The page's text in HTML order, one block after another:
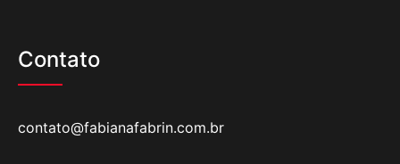
Contato
contato@fabianafabrin.com.br